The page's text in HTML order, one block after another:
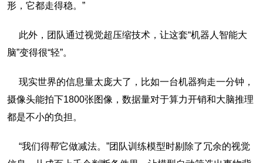
形，它都走得稳。”
此外，团队通过视觉超压缩技术，让这套“机器人智能大
脑”变得很“轻”。
现实世界的信息量太庞大了，比如一台机器狗走一分钟，
摄像头能拍下1800张图像，数据量对于算力开销和大脑推理
都是不小的负担。
“我们得帮它做减法。”团队训练模型时剔除了冗余的视觉